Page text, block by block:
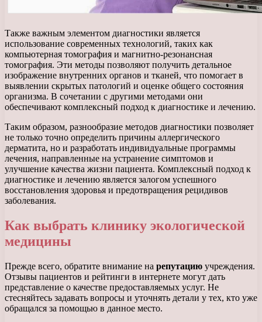
Также важным элементом диагностики является
использование современных технологий, таких как
компьютерная томография и магнитно-резонансная
томография. Эти методы позволяют получить детальное
изображение внутренних органов и тканей, что помогает в
выявлении скрытых патологий и оценке общего состояния
организма. В сочетании с другими методами они
обеспечивают комплексный подход к диагностике и лечению.
Таким образом, разнообразие методов диагностики позволяет
не только точно определить причины аллергического
дерматита, но и разработать индивидуальные программы
лечения, направленные на устранение симптомов и
улучшение качества жизни пациента. Комплексный подход к
диагностике и лечению является залогом успешного
восстановления здоровья и предотвращения рецидивов
заболевания.
Как выбрать клинику экологической
медицины
Прежде всего, обратите внимание на репутацию учреждения.
Отзывы пациентов и рейтинги в интернете могут дать
представление о качестве предоставляемых услуг. Не
стесняйтесь задавать вопросы и уточнять детали у тех, кто уже
обращался за помощью в данное место.